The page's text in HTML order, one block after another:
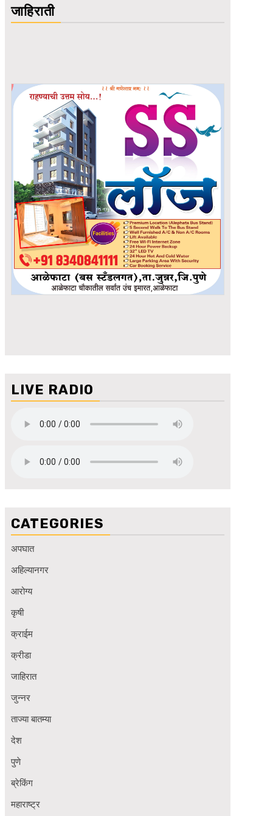
जाहिराती
LIVE RADIO
CATEGORIES
अपघात
अहिल्यानगर
आरोग्य
कृषी
क्राईम
क्रीडा
जाहिरात
जुन्नर
ताज्या बातम्या
देश
पुणे
ब्रेकिंग
महाराष्ट्र